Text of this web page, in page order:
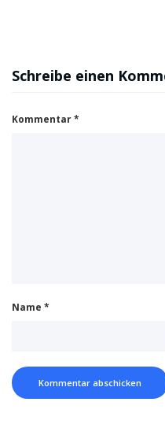
Schreibe einen
Kommentar*
Name *